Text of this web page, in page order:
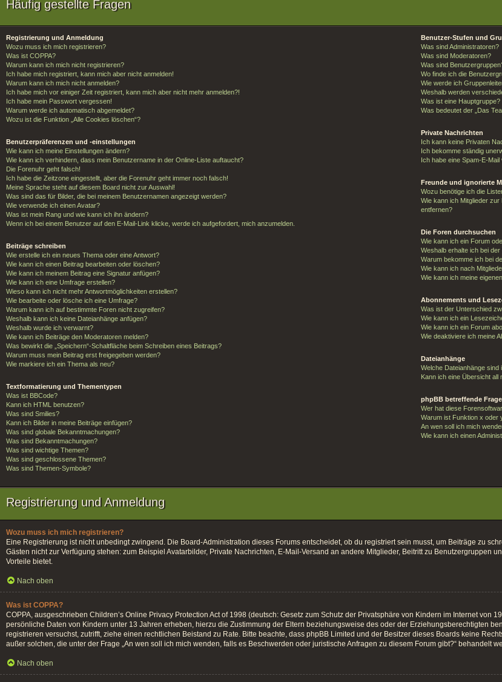
Häufig gestellte Fragen
Registrierung und Anmeldung
Wozu muss ich mich registrieren?
Was ist COPPA?
Warum kann ich mich nicht registrieren?
Ich habe mich registriert, kann mich aber nicht anmelden!
Warum kann ich mich nicht anmelden?
Ich habe mich vor einiger Zeit registriert, kann mich aber nicht mehr anmelden?!
Ich habe mein Passwort vergessen!
Warum werde ich automatisch abgemeldet?
Wozu ist die Funktion „Alle Cookies löschen“?
Benutzerpräferenzen und -einstellungen
Wie kann ich meine Einstellungen ändern?
Wie kann ich verhindern, dass mein Benutzername in der Online-Liste auftaucht?
Die Forenuhr geht falsch!
Ich habe die Zeitzone eingestellt, aber die Forenuhr geht immer noch falsch!
Meine Sprache steht auf diesem Board nicht zur Auswahl!
Was sind das für Bilder, die bei meinem Benutzernamen angezeigt werden?
Wie verwende ich einen Avatar?
Was ist mein Rang und wie kann ich ihn ändern?
Wenn ich bei einem Benutzer auf den E-Mail-Link klicke, werde ich aufgefordert, mich anzumelden.
Beiträge schreiben
Wie erstelle ich ein neues Thema oder eine Antwort?
Wie kann ich einen Beitrag bearbeiten oder löschen?
Wie kann ich meinem Beitrag eine Signatur anfügen?
Wie kann ich eine Umfrage erstellen?
Wieso kann ich nicht mehr Antwortmöglichkeiten erstellen?
Wie bearbeite oder lösche ich eine Umfrage?
Warum kann ich auf bestimmte Foren nicht zugreifen?
Weshalb kann ich keine Dateianhänge anfügen?
Weshalb wurde ich verwarnt?
Wie kann ich Beiträge den Moderatoren melden?
Was bewirkt die „Speichern“-Schaltfläche beim Schreiben eines Beitrags?
Warum muss mein Beitrag erst freigegeben werden?
Wie markiere ich ein Thema als neu?
Textformatierung und Thementypen
Was ist BBCode?
Kann ich HTML benutzen?
Was sind Smilies?
Kann ich Bilder in meine Beiträge einfügen?
Was sind globale Bekanntmachungen?
Was sind Bekanntmachungen?
Was sind wichtige Themen?
Was sind geschlossene Themen?
Was sind Themen-Symbole?
Benutzer-Stufen und
Was sind Administratoren?
Was sind Moderatoren?
Was sind
Wo finde ich die
Wie werde ich
Weshalb werden
Was ist eine Hauptgruppe?
Was bedeutet der „Das
Private Nachrichten
Ich kann keine Privaten
Ich bekomme ständig
Ich habe eine Spam-E-
Freunde und ignorierte
Wozu benötige ich die
Wie kann ich Mitglieder
entfernen?
Die Foren durchsuchen
Wie kann ich ein Forum
Weshalb erhalte ich bei
Warum bekomme ich bei
Wie kann ich nach
Wie kann ich meine
Abonnements und
Was ist der Unterschied
Wie kann ich ein
Wie kann ich ein Forum
Wie deaktiviere ich meine
Dateianhänge
Welche Dateianhänge
Kann ich eine Übersicht all
phpBB betreffende
Wer hat diese
Warum ist Funktion x oder
An wen soll ich mich
Wie kann ich einen
Registrierung und Anmeldung
Wozu muss ich mich registrieren?
Eine Registrierung ist nicht unbedingt zwingend. Die Board-Administration dieses Forums entscheidet, ob du registriert sein musst, um Beiträge zu
Gästen nicht zur Verfügung stehen: zum Beispiel Avatarbilder, Private Nachrichten, E-Mail-Versand an andere Mitglieder, Beitritt zu Benutzergruppen
Vorteile bietet.
Nach oben
Was ist COPPA?
COPPA, ausgeschrieben Children’s Online Privacy Protection Act of 1998 (deutsch: Gesetz zum Schutz der Privatsphäre von Kindern im Internet von
persönliche Daten von Kindern unter 13 Jahren erheben, hierzu die Zustimmung der Eltern beziehungsweise des oder der Erziehungsberechtigten
registrieren versuchst, zutrifft, ziehe einen rechtlichen Beistand zu Rate. Bitte beachte, dass phpBB Limited und der Besitzer dieses Boards keine
außer solchen, die unter der Frage „An wen soll ich mich wenden, falls es Beschwerden oder juristische Anfragen zu diesem Forum gibt?“ behandelt
Nach oben